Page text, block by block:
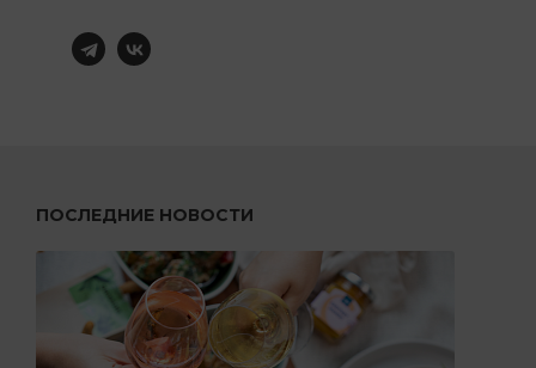
ПОСЛЕДНИЕ НОВОСТИ